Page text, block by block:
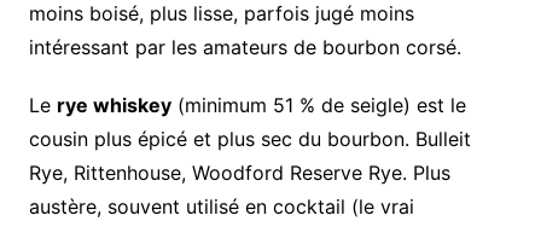
moins boisé, plus lisse, parfois jugé moins
intéressant par les amateurs de bourbon corsé.
Le rye whiskey(minimum 51 % de seigle) est le
cousin plus épicé et plus sec du bourbon. Bulleit
Rye, Rittenhouse, Woodford Reserve Rye. Plus
austère, souvent utilisé en cocktail (le vrai